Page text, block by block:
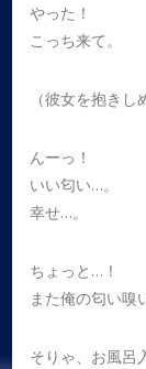
やった！
こっち来て。
（彼女を抱きし
んーっ！
いい匂い…。
幸せ…。
ちょっと…！
また俺の匂い嗅
そりゃ、お風呂